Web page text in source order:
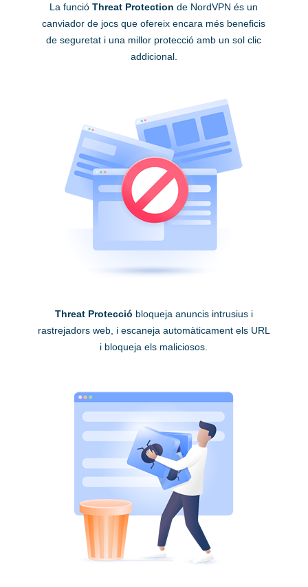
La funcióThreat Protection de NordVPN és un
canviador de jocs que ofereix encara més beneficis
de seguretat i una millor protecció amb un sol clic
addicional.
Threat Protecció bloqueja anuncis intrusius i
rastrejadors web, i escaneja automàticament els URL
i bloqueja els maliciosos.